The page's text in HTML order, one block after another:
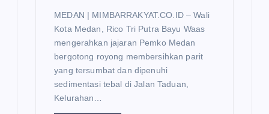
MEDAN | MIMBARRAKYAT.CO.ID – Wali
Kota Medan, Rico Tri Putra Bayu Waas
mengerahkan jajaran Pemko Medan
bergotong royong membersihkan parit
yang tersumbat dan dipenuhi
sedimentasi tebal di Jalan Taduan,
Kelurahan…